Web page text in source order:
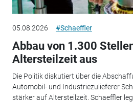
05.08.2026 #Schaeffler
Abbau von 1.300
Altersteilzeit aus
Die Politik diskutiert über die
Automobil- und Industriezulieferer
stärker auf Altersteilzeit. Schaeffler